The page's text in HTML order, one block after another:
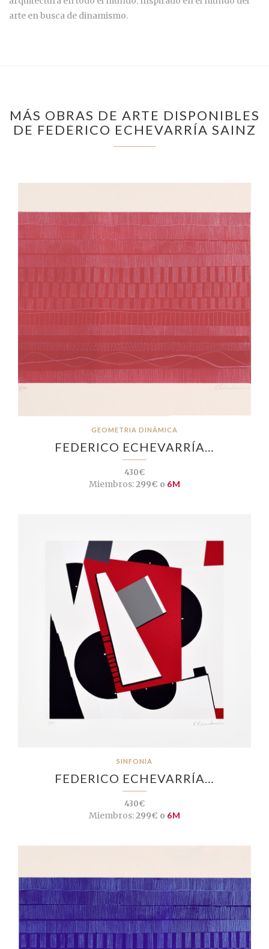
arte en busca de dinamismo.
MÁS OBRAS DE ARTE DISPONIBLES
DE FEDERICO ECHEVARRÍA SAINZ
GEOMETRIA DINÂMICA
FEDERICO ECHEVARRÍA…
430€
Miembros:299€ o 6M
SINFONIA
FEDERICO ECHEVARRÍA…
430€
Miembros:299€ o 6M